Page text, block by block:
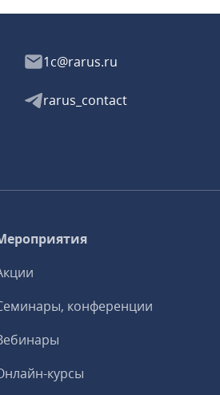
1c@rarus.ru
rarus_contact
конференции
курсы